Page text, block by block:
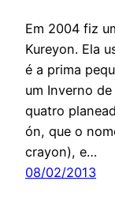
Em 2004 fiz
Kureyon. Ela
é a prima
um Inverno
quatro
ón, que o
crayon), e…
08/02/2013